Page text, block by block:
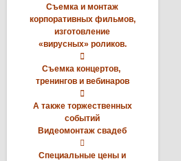
Съемка и монтаж
корпоративных фильмов,
изготовление
«вирусных» роликов.

Съемка концертов,
тренингов и вебинаров

А также торжественных
событий
Видеомонтаж свадеб

Специальные цены и